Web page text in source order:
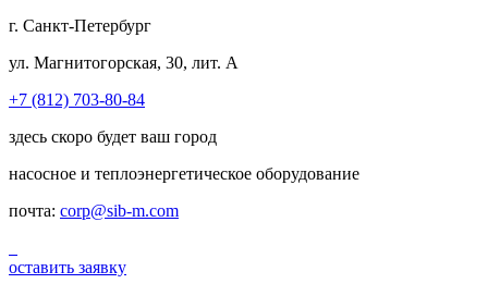
г. Санкт-Петербург
ул. Магнитогорская, 30, лит. А
+7 (812) 703-80-84
здесь скоро будет ваш город
насосное и теплоэнергетическое оборудование
почта: corp@sib-m.com
оставить заявку